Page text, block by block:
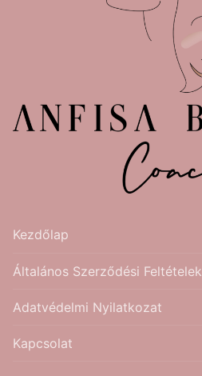
Kezdőlap
Általános Szerződési Feltételek
Adatvédelmi Nyilatkozat
Kapcsolat